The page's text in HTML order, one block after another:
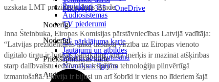
Microsoft 365 + OneDrive
Noderīgi
5G pārklājuma karte
Jautājumi un atbildes
Priekšapmaksas karte
Projektori
Audiosistēmas
TV piederumi
Noderīgi
Iekārtu apdrošināšana
Nomaksas līgums
Audio
uzskata LMT prezidents Juris Binde.
Inna Šteinbuka, Eiropas Komisijas pārstāvniecības Latvijā vadītāja:
“Latvijas prezidentūras laikā uzsāktā virzība uz Eiropas vienoto
digitālo tirgu ir būtisks panākums, kura mērķis ir mazināt atšķirības
starp dalībvalstu iedzīvotāju iespējām tehnoloģiju pilnvērtīgā
izmantošanā. Latvija ir bijusi un arī šobrīd ir viens no līderiem šajā